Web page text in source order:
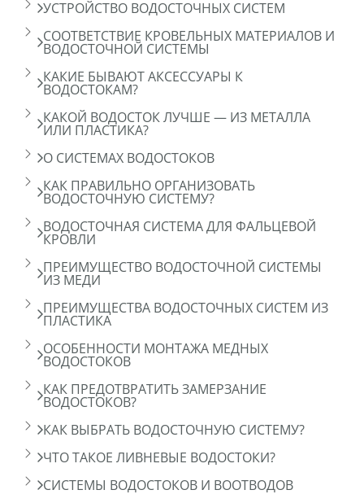
УСТРОЙСТВО ВОДОСТОЧНЫХ СИСТЕМ
СООТВЕТСТВИЕ КРОВЕЛЬНЫХ МАТЕРИАЛОВ И
ВОДОСТОЧНОЙ СИСТЕМЫ
КАКИЕ БЫВАЮТ АКСЕССУАРЫ К
ВОДОСТОКАМ?
КАКОЙ ВОДОСТОК ЛУЧШЕ — ИЗ МЕТАЛЛА
ИЛИ ПЛАСТИКА?
О СИСТЕМАХ ВОДОСТОКОВ
КАК ПРАВИЛЬНО ОРГАНИЗОВАТЬ
ВОДОСТОЧНУЮ СИСТЕМУ?
ВОДОСТОЧНАЯ СИСТЕМА ДЛЯ ФАЛЬЦЕВОЙ
КРОВЛИ
ПРЕИМУЩЕСТВО ВОДОСТОЧНОЙ СИСТЕМЫ
ИЗ МЕДИ
ПРЕИМУЩЕСТВА ВОДОСТОЧНЫХ СИСТЕМ ИЗ
ПЛАСТИКА
ОСОБЕННОСТИ МОНТАЖА МЕДНЫХ
ВОДОСТОКОВ
КАК ПРЕДОТВРАТИТЬ ЗАМЕРЗАНИЕ
ВОДОСТОКОВ?
КАК ВЫБРАТЬ ВОДОСТОЧНУЮ СИСТЕМУ?
ЧТО ТАКОЕ ЛИВНЕВЫЕ ВОДОСТОКИ?
CИСТЕМЫ ВОДОСТОКОВ И ВООТВОДОВ